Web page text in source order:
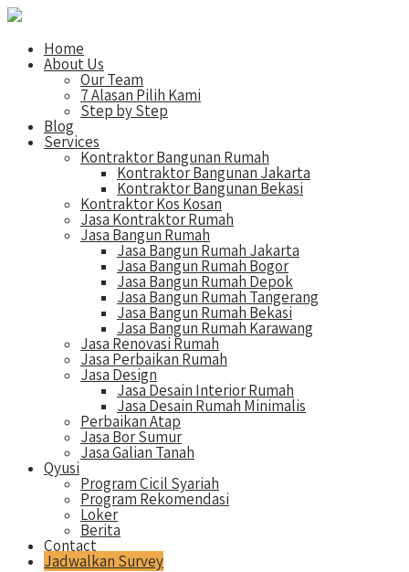
Home
About Us
Our Team
7 Alasan Pilih Kami
Step by Step
Blog
Services
Kontraktor Bangunan Rumah
Kontraktor Bangunan Jakarta
Kontraktor Bangunan Bekasi
Kontraktor Kos Kosan
Jasa Kontraktor Rumah
Jasa Bangun Rumah
Jasa Bangun Rumah Jakarta
Jasa Bangun Rumah Bogor
Jasa Bangun Rumah Depok
Jasa Bangun Rumah Tangerang
Jasa Bangun Rumah Bekasi
Jasa Bangun Rumah Karawang
Jasa Renovasi Rumah
Jasa Perbaikan Rumah
Jasa Design
Jasa Desain Interior Rumah
Jasa Desain Rumah Minimalis
Perbaikan Atap
Jasa Bor Sumur
Jasa Galian Tanah
Qyusi
Program Cicil Syariah
Program Rekomendasi
Loker
Berita
Contact
Jadwalkan Survey